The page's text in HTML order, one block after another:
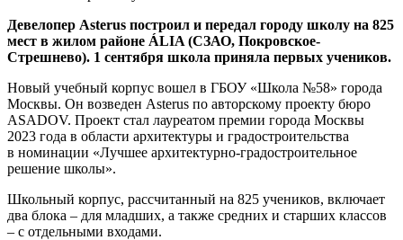
Девелопер Asterus построил и передал городу школу на 825
мест в жилом районе ÁLIA (СЗАО, Покровское-
Стрешнево). 1 сентября школа приняла первых учеников.
Новый учебный корпус вошел в ГБОУ «Школа №58» города
Москвы. Он возведен Asterus по авторскому проекту бюро
ASADOV. Проект стал лауреатом премии города Москвы
2023 года в области архитектуры и градостроительства
в номинации «Лучшее архитектурно-градостроительное
решение школы».
Школьный корпус, рассчитанный на 825 учеников, включает
два блока – для младших, а также средних и старших классов
– с отдельными входами.